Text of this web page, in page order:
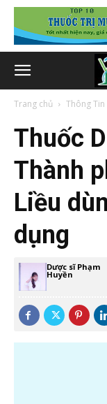
Trang chủ Thông Tin
Thuốc
Thành
Liều
dụng
Dược sĩ Phạm
Huyền